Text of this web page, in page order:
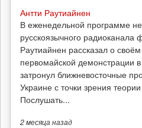
Антти Раутиайнен
В еженедельной программе
русскоязычного радиоканала
Раутиайнен рассказал о
первомайской демонстрации
затронул ближневосточные
Украине с точки зрения
Послушать...
2 месяцаназад